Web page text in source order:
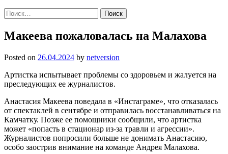
Найти:
Макеева пожаловалась на Малахова
Posted on 26.04.2024 by netversion
Артистка испытывает проблемы со здоровьем и жалуется на
преследующих ее журналистов.
Анастасия Макеева поведала в «Инстаграме», что отказалась
от спектаклей в сентябре и отправилась восстанавливаться на
Камчатку. Позже ее помощники сообщили, что артистка
может «попасть в стационар из-за травли и агрессии».
Журналистов попросили больше не донимать Анастасию,
особо заострив внимание на команде Андрея Малахова.